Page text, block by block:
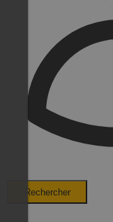
Rechercher